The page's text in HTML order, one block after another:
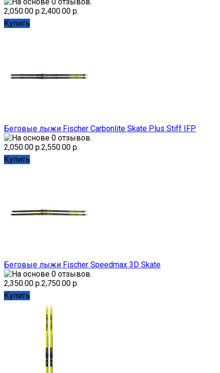
2,050.00 р.2,400.00 р.
Купить
Беговые лыжи Fischer Carbonlite Skate Plus Stiff IFP
2,050.00 р.2,550.00 р.
Купить
Беговые лыжи Fischer Speedmax 3D Skate
2,350.00 р.2,750.00 р.
Купить